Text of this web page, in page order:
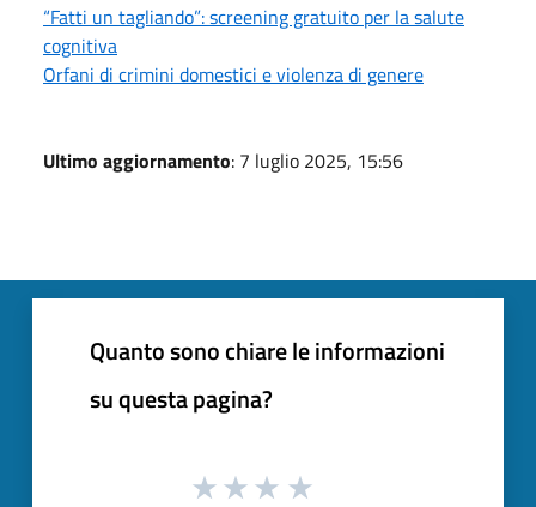
“Fatti un tagliando”: screening gratuito per la salute
cognitiva
Orfani di crimini domestici e violenza di genere
Ultimo aggiornamento: 7 luglio 2025, 15:56
Quanto sono chiare le informazioni
su questa pagina?